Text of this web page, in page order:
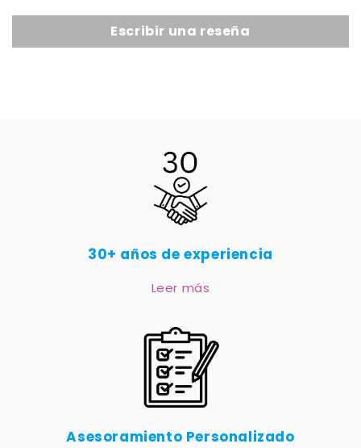
Escribir una reseña
30+ años de experiencia
Leer más
Asesoramiento Personalizado